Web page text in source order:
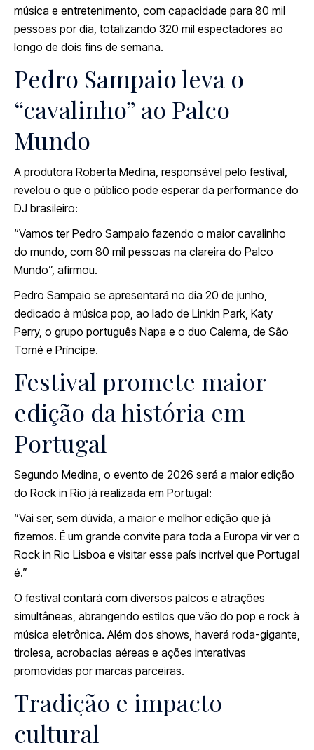
música e entretenimento, com capacidade para 80 mil
pessoas por dia, totalizando 320 mil espectadores ao
longo de dois fins de semana.
Pedro Sampaio leva o
“cavalinho” ao Palco
Mundo
A produtora Roberta Medina, responsável pelo festival,
revelou o que o público pode esperar da performance do
DJ brasileiro:
“Vamos ter Pedro Sampaio fazendo o maior cavalinho
do mundo, com 80 mil pessoas na clareira do Palco
Mundo”, afirmou.
Pedro Sampaio se apresentará no dia 20 de junho,
dedicado à música pop, ao lado de Linkin Park, Katy
Perry, o grupo português Napa e o duo Calema, de São
Tomé e Príncipe.
Festival promete maior
edição da história em
Portugal
Segundo Medina, o evento de 2026 será a maior edição
do Rock in Rio já realizada em Portugal:
“Vai ser, sem dúvida, a maior e melhor edição que já
fizemos. É um grande convite para toda a Europa vir ver o
Rock in Rio Lisboa e visitar esse país incrível que Portugal
é.”
O festival contará com diversos palcos e atrações
simultâneas, abrangendo estilos que vão do pop e rock à
música eletrônica. Além dos shows, haverá roda-gigante,
tirolesa, acrobacias aéreas e ações interativas
promovidas por marcas parceiras.
Tradição e impacto
cultural